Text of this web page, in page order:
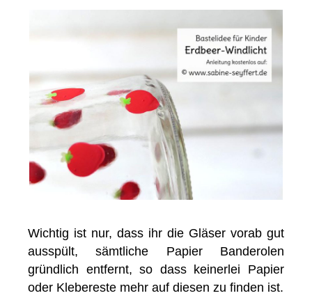
Wichtig ist nur, dass ihr die Gläser vorab gut
ausspült, sämtliche Papier Banderolen
gründlich entfernt, so dass keinerlei Papier
oder Klebereste mehr auf diesen zu finden ist.